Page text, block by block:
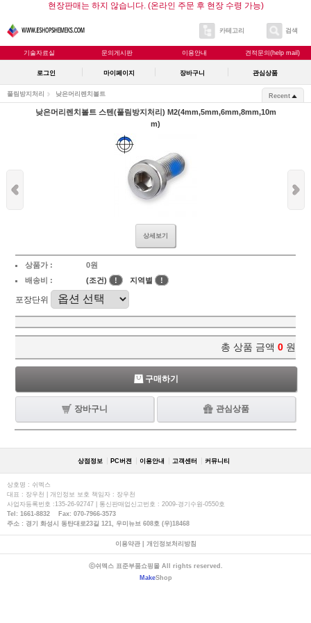
현장판매는 하지 않습니다. (온라인 주문 후 현장 수령 가능)
카테고리 검색
기술자료실 문의게시판 이용안내 견적문의(help mail)
로그인 마이페이지 장바구니 관심상품
풀림방지처리 낮은머리렌치볼트 Recent
낮은머리렌치볼트 스텐(풀림방지처리) M2(4mm,5mm,6mm,8mm,10m
m)
상세보기
상품가 :
0원
배송비 :
(조건) ! 지역별 !
포장단위
총 상품 금액 0 원
구매하기
장바구니 관심상품
상점정보 PC버젼 이용안내 고객센터 커뮤니티
상호명 : 쉬멕스
대표 : 장우천 | 개인정보 보호 책임자 : 장우천
사업자등록번호 :135-26-92747 | 통신판매업신고번호 : 2009-경기수원-0550호
Tel: 1661-8832 Fax: 070-7966-3573
주소 : 경기 화성시 동탄대로23길 121, 우미뉴브 608호 (우)18468
이용약관| 개인정보처리방침
ⓒ쉬멕스 표준부품쇼핑몰 All rights reserved.
MakeShop